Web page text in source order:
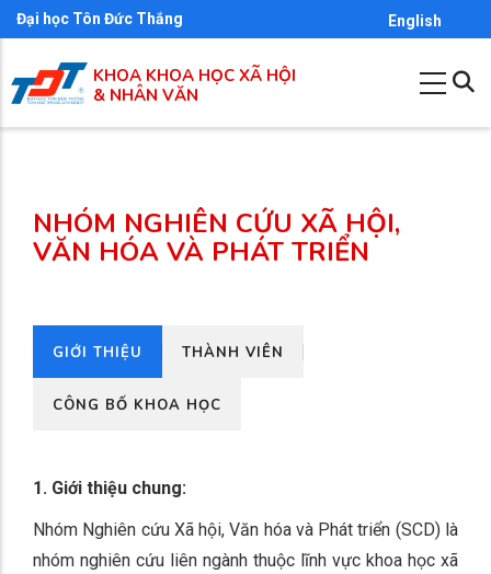
Nhảy
đến
nội
dung
Đại học Tôn Đức Thắng English
KHOA KHOA HỌC XÃ HỘI
& NHÂN VĂN
NHÓM NGHIÊN CỨU XÃ HỘI,
VĂN HÓA VÀ PHÁT TRIỂN
GIỚI THIỆU THÀNH VIÊN
CÔNG BỐ KHOA HỌC
1. Giới thiệu chung:
Nhóm Nghiên cứu Xã hội, Văn hóa và Phát triển (SCD) là
nhóm nghiên cứu liên ngành thuộc lĩnh vực khoa học xã